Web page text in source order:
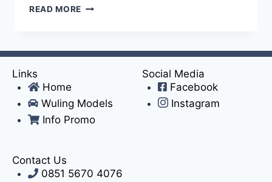
READ MORE
Links
Home
Wuling Models
Info Promo
Social Media
Facebook
Instagram
Contact Us
0851 5670 4076